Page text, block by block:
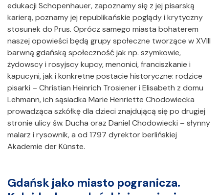
edukacji Schopenhauer, zapoznamy się z jej pisarską
karierą, poznamy jej republikańskie poglądy i krytyczny
stosunek do Prus. Oprócz samego miasta bohaterem
naszej opowieści będą grupy społeczne tworzące w XVIII
barwną gdańską społeczność jak np. szymkowie,
żydowscy i rosyjscy kupcy, menonici, franciszkanie i
kapucyni, jak i konkretne postacie historyczne: rodzice
pisarki – Christian Heinrich Trosiener i Elisabeth z domu
Lehmann, ich sąsiadka Marie Henriette Chodowiecka
prowadząca szkółkę dla dzieci znajdującą się po drugiej
stronie ulicy św. Ducha oraz Daniel Chodowiecki – słynny
malarz i rysownik, a od 1797 dyrektor berlińskiej
Akademie der Künste.
Gdańsk jako miasto pogranicza.